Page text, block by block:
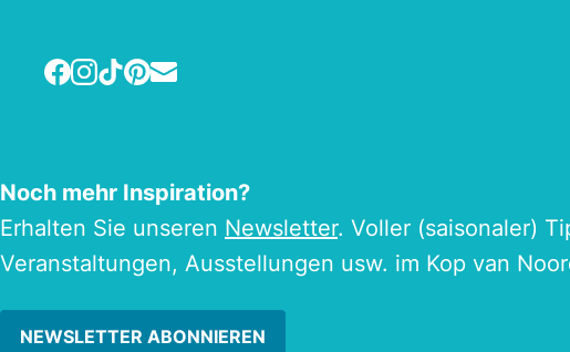
Facebook
Instagram
TikTok
Pinterest
E-mail
Noch mehr Inspiration?
Erhalten Sie unseren Newsletter. Voller (saisonaler)
Veranstaltungen, Ausstellungen usw. im Kop van
NEWSLETTER ABONNIEREN